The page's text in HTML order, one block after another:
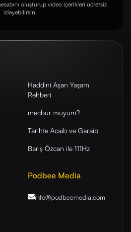
oluşturup video içerikleri ücretsiz
izleyebilirsin.
Haddini Aşan Yaşam
Rehberi
mecbur muyum?
Tarihte Acaib ve Garaib
Barış Özcan ile 111Hz
Podbee Media
info@podbeemedia.com